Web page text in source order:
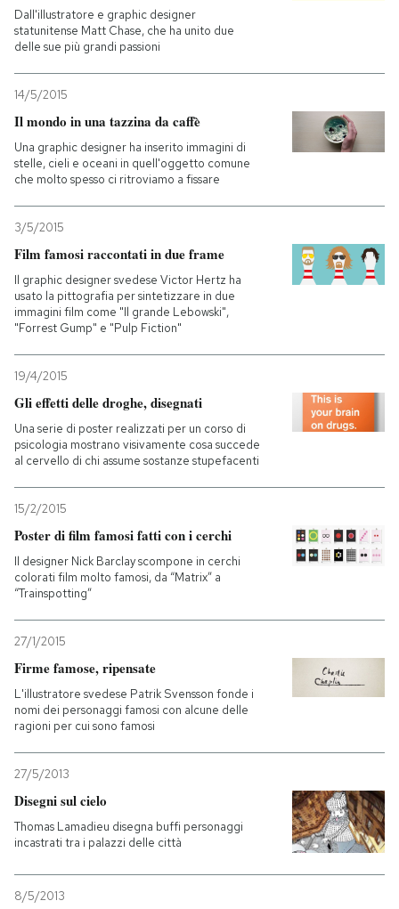
Dall'illustratore e graphic designer
statunitense Matt Chase, che ha unito due
delle sue più grandi passioni
14/5/2015
Il mondo in una tazzina da caffè
Una graphic designer ha inserito immagini di
stelle, cieli e oceani in quell'oggetto comune
che molto spesso ci ritroviamo a fissare
3/5/2015
Film famosi raccontati in due frame
Il graphic designer svedese Victor Hertz ha
usato la pittografia per sintetizzare in due
immagini film come "Il grande Lebowski",
"Forrest Gump" e "Pulp Fiction"
19/4/2015
Gli effetti delle droghe, disegnati
Una serie di poster realizzati per un corso di
psicologia mostrano visivamente cosa succede
al cervello di chi assume sostanze stupefacenti
15/2/2015
Poster di film famosi fatti con i cerchi
Il designer Nick Barclay scompone in cerchi
colorati film molto famosi, da “Matrix” a
“Trainspotting”
27/1/2015
Firme famose, ripensate
L'illustratore svedese Patrik Svensson fonde i
nomi dei personaggi famosi con alcune delle
ragioni per cui sono famosi
27/5/2013
Disegni sul cielo
Thomas Lamadieu disegna buffi personaggi
incastrati tra i palazzi delle città
8/5/2013